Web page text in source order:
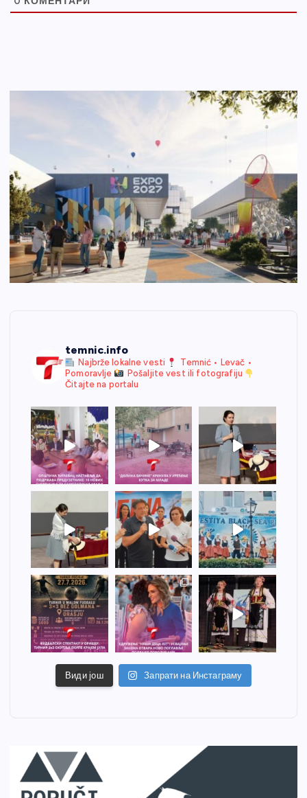
temnic.info
Najbrže lokalne vesti
Temnić • Levač •
Pomoravlje
Pošaljite vest ili fotografiju
Čitajte na portalu
Види још Запрати на Инстаграму